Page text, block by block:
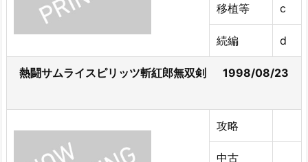
移植等 c
続編 d
熱闘サムライスピリッツ斬紅郎無双剣 1998/08/23
攻略
中古